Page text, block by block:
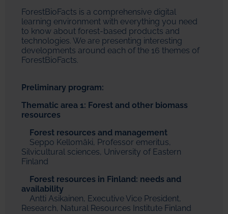
ForestBioFacts is a comprehensive digital
learning environment with everything you need
to know about forest-based products and
technologies. We are presenting interesting
developments around each of the 16 themes of
ForestBioFacts.
Preliminary program:
Thematic area 1: Forest and other biomass
resources
Forest resources and management
Seppo Kellomäki, Professor emeritus,
Silvicultural sciences, University of Eastern
Finland
Forest resources in Finland: needs and
availability
Antti Asikainen, Executive Vice President,
Research, Natural Resources Institute Finland